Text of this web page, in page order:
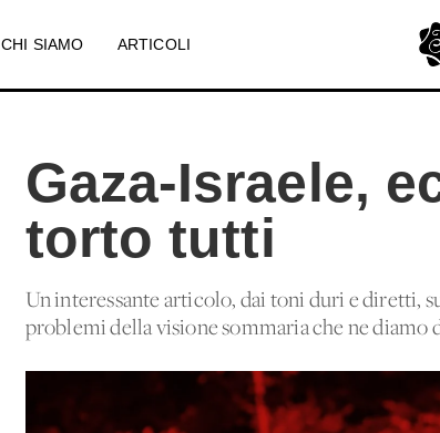
CHI SIAMO ARTICOLI
Gaza-Israele,
torto tutti
Un interessante articolo, dai toni duri e diretti,
problemi della visione sommaria che ne diamo